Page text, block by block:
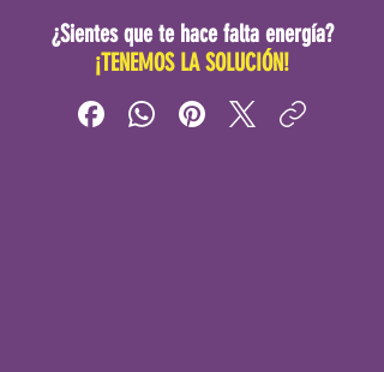
¿Sientes que te hace falta energía?
¡TENEMOS LA SOLUCIÓN!